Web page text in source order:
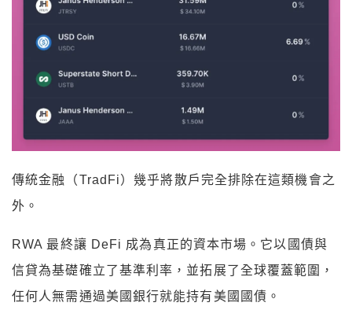
傳統金融（TradFi）幾乎將散戶完全排除在這類機會之
外。
RWA 最終讓 DeFi 成為真正的資本市場。它以國債與
信貸為基礎確立了基準利率，並拓展了全球覆蓋範圍，
任何人無需通過美國銀行就能持有美國國債。